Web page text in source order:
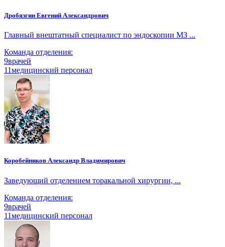
Дробязгин Евгений Александрович
Главный внештатный специалист по эндоскопии МЗ ...
Команда отделения:
9врачей
11медицинский персонал
Коробейников Александр Владимирович
Заведующий отделением торакальной хирургии, ...
Команда отделения:
9врачей
11медицинский персонал